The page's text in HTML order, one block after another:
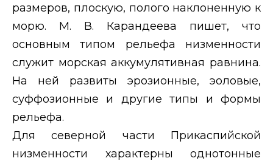
размеров, плоскую, полого наклоненную к
морю. М. В. Карандеева пишет, что
основным типом рельефа низменности
служит морская аккумулятивная равнина.
На ней развиты эрозионные, эоловые,
суффозионные и другие типы и формы
рельефа.
Для северной части Прикаспийской
низменности характерны однотонные